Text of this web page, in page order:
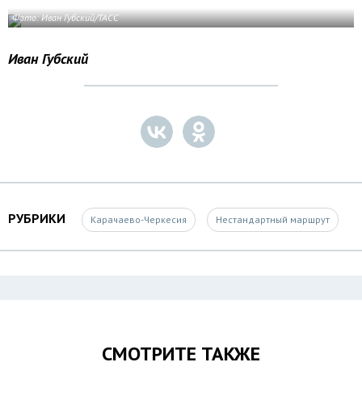
Фото: Иван Губский/ТАСС
Иван Губский
РУБРИКИ Карачаево-Черкесия Нестандартный маршрут
СМОТРИТЕ ТАКЖЕ